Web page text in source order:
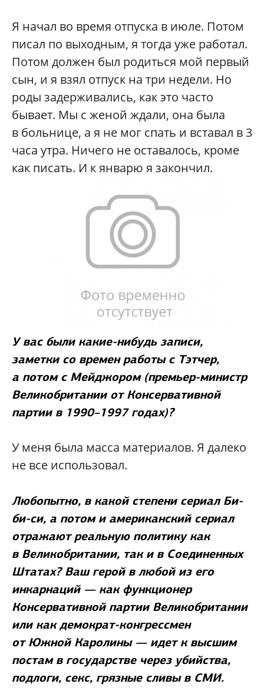
Я начал во время отпуска в июле. Потом
писал по выходным, я тогда уже работал.
Потом должен был родиться мой первый
сын, и я взял отпуск на три недели. Но
роды задерживались, как это часто
бывает. Мы с женой ждали, она была
в больнице, а я не мог спать и вставал в 3
часа утра. Ничего не оставалось, кроме
как писать. И к январю я закончил.
У вас были какие-нибудь записи,
заметки со времен работы с Тэтчер,
а потом с Мейджором (премьер-министр
Великобритании от Консервативной
партии в 1990–1997 годах)?
У меня была масса материалов. Я далеко
не все использовал.
Любопытно, в какой степени сериал Би-
би-си, а потом и американский сериал
отражают реальную политику как
в Великобритании, так и в Соединенных
Штатах? Ваш герой в любой из его
инкарнаций — как функционер
Консервативной партии Великобритании
или как демократ-конгрессмен
от Южной Каролины — идет к высшим
постам в государстве через убийства,
подлоги, секс, грязные сливы в СМИ.